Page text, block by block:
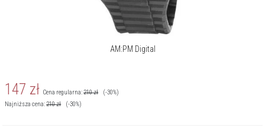
AM:PM Digital
147 zł Cena regularna:210zł
(-30%)
Najniższa cena:210zł (-30%)